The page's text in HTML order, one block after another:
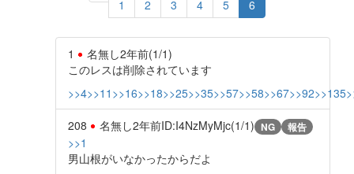
1 2 3 4 5 6
1 名無し2年前(1/1)
このレスは削除されています
>>4>>11 >>16>>18>>25>>35>>57>>58>>67>>92>>135
208 名無し2年前ID:I4NzMyMjc(1/1) NG 報告
>>1
男山根がいなかったからだよ